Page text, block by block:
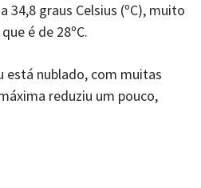
graus Celsius (ºC), muito
é de 28ºC.
está nublado, com muitas
reduziu um pouco,